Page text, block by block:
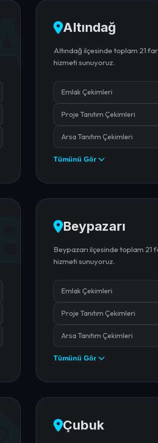
Altındağ
Altındağ ilçesinde toplam 21
hizmeti sunuyoruz.
Emlak Çekimleri
Proje Tanıtım Çekimleri
Arsa Tanıtım Çekimleri
Tümünü Gör
Beypazarı
Beypazarı ilçesinde toplam 21
hizmeti sunuyoruz.
Emlak Çekimleri
Proje Tanıtım Çekimleri
Arsa Tanıtım Çekimleri
Tümünü Gör
Çubuk